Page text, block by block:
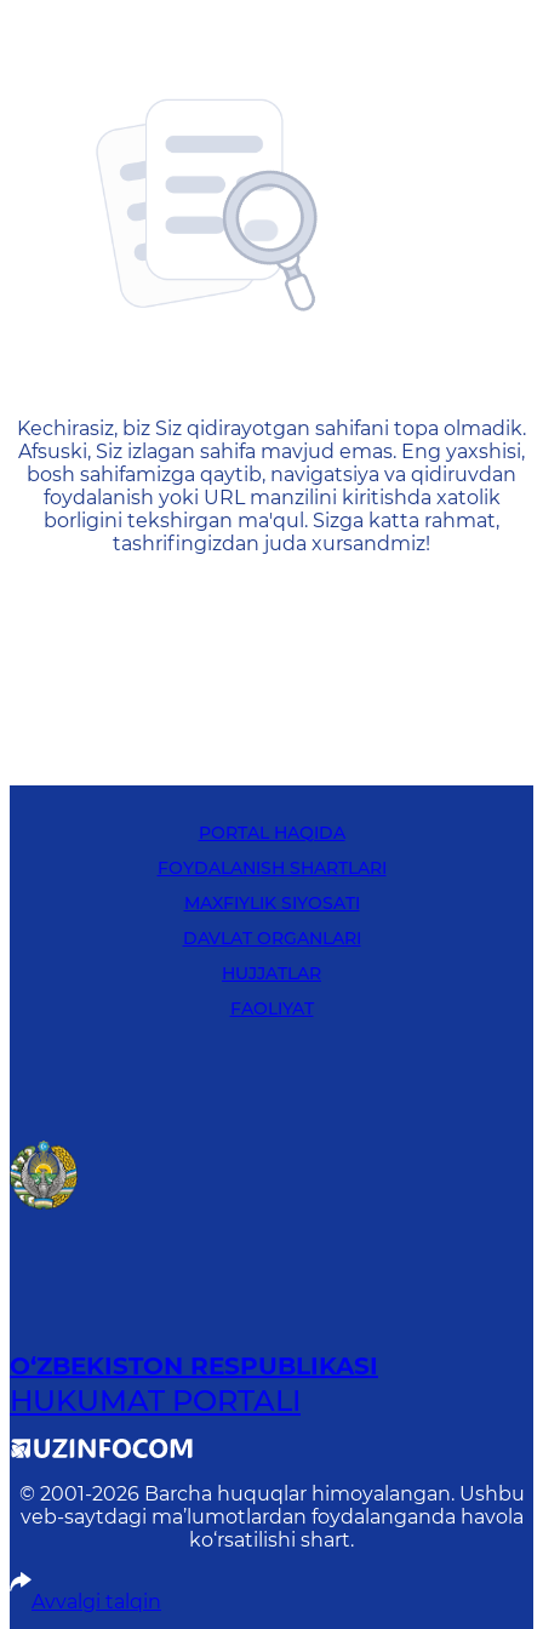
404 — Страница не
Kechirasiz, biz Siz qidirayotgan sahifani topa olmadik.
Afsuski, Siz izlagan sahifa mavjud emas. Eng yaxshisi,
bosh sahifamizga qaytib, navigatsiya va qidiruvdan
foydalanish yoki URL manzilini kiritishda xatolik
borligini tekshirgan ma'qul. Sizga katta rahmat,
tashrifingizdan juda xursandmiz!
PORTAL HAQIDA
FOYDALANISH SHARTLARI
MAXFIYLIK SIYOSATI
DAVLAT ORGANLARI
HUJJATLAR
FAOLIYAT
O‘ZBEKISTON RESPUBLIKASI
HUKUMAT PORTALI
© 2001-2026 Barcha huquqlar himoyalangan. Ushbu
veb-saytdagi ma’lumotlardan foydalanganda havola
ko‘rsatilishi shart.
Avvalgi talqin